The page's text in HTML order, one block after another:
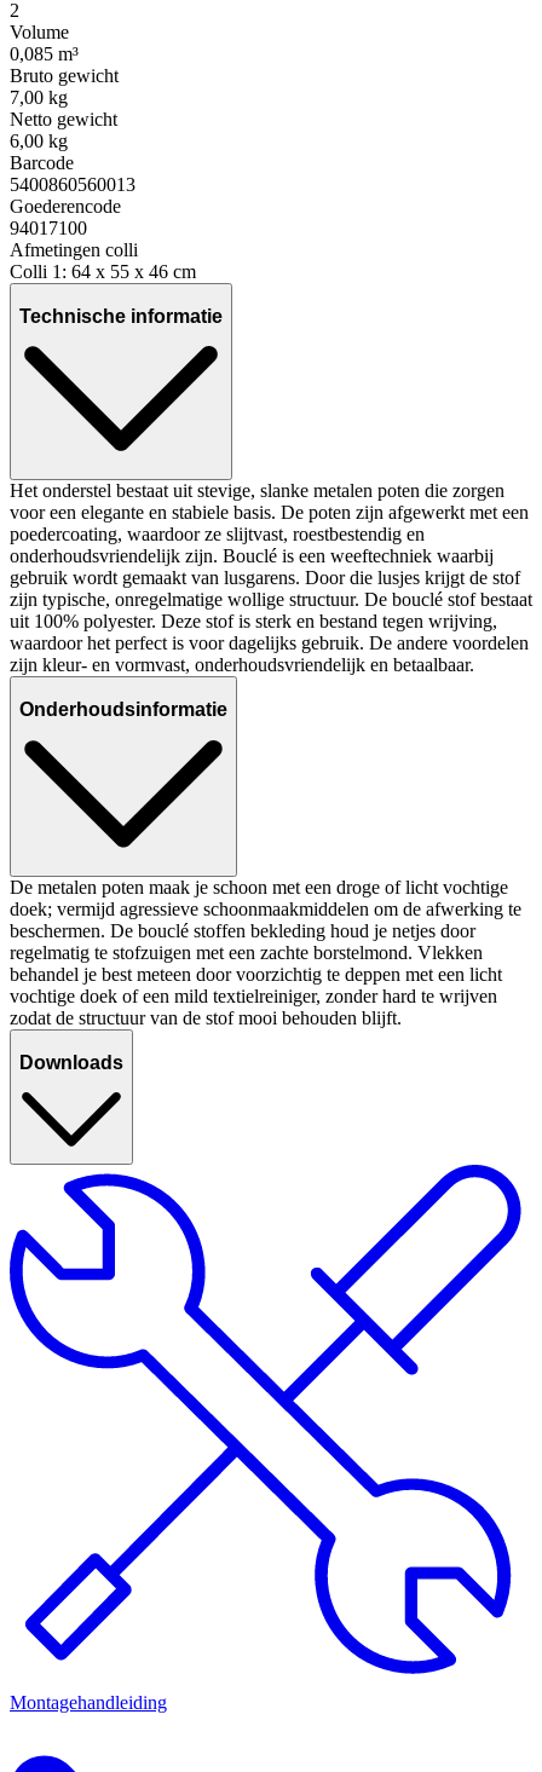
2
Volume
0,085 m³
Bruto gewicht
7,00 kg
Netto gewicht
6,00 kg
Barcode
5400860560013
Goederencode
94017100
Afmetingen colli
Colli 1: 64 x 55 x 46 cm
Technische informatie
Het onderstel bestaat uit stevige, slanke metalen poten die zorgen
voor een elegante en stabiele basis. De poten zijn afgewerkt met een
poedercoating, waardoor ze slijtvast, roestbestendig en
onderhoudsvriendelijk zijn. Bouclé is een weeftechniek waarbij
gebruik wordt gemaakt van lusgarens. Door die lusjes krijgt de stof
zijn typische, onregelmatige wollige structuur. De bouclé stof bestaat
uit 100% polyester. Deze stof is sterk en bestand tegen wrijving,
waardoor het perfect is voor dagelijks gebruik. De andere voordelen
zijn kleur- en vormvast, onderhoudsvriendelijk en betaalbaar.
Onderhoudsinformatie
De metalen poten maak je schoon met een droge of licht vochtige
doek; vermijd agressieve schoonmaakmiddelen om de afwerking te
beschermen. De bouclé stoffen bekleding houd je netjes door
regelmatig te stofzuigen met een zachte borstelmond. Vlekken
behandel je best meteen door voorzichtig te deppen met een licht
vochtige doek of een mild textielreiniger, zonder hard te wrijven
zodat de structuur van de stof mooi behouden blijft.
Downloads
Montagehandleiding